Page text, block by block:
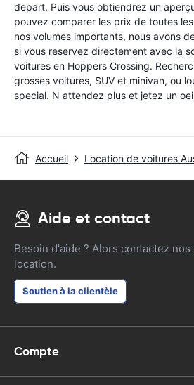
depart. Puis vous obtiendrez un
pouvez comparer les prix de toutes
nos volumes importants, nous avons
si vous reservez directement avec la
voitures en Hoppers Crossing.
grosses voitures, SUV et minivan, ou
special. N attendez plus et jetez un
Accueil Location de voitures
Aide et contact
Besoin d'aide ? Alors contactez
location.
Soutien à la clientèle
Compte